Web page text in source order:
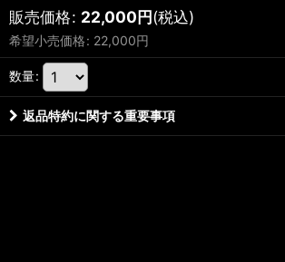
販売価格: 22,000円(税込)
希望小売価格: 22,000円
数量:
返品特約に関する重要事項